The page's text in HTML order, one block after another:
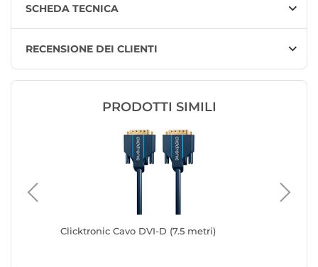
SCHEDA TECNICA
RECENSIONE DEI CLIENTI
PRODOTTI SIMILI
Clicktronic Cavo DVI-D (7.5 metri)